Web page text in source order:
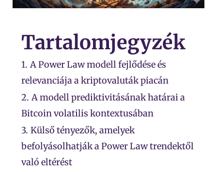
Tartalomjegyzék
1. A Power Law modell fejlődése és
relevanciája a kriptovaluták piacán
2. A modell prediktivitásának határai a
Bitcoin volatilis kontextusában
3. Külső tényezők, amelyek
befolyásolhatják a Power Law trendektől
való eltérést